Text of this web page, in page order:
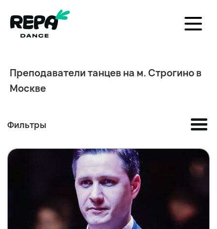
Преподаватели танцев на м. Строгино в
Москве
Фильтры